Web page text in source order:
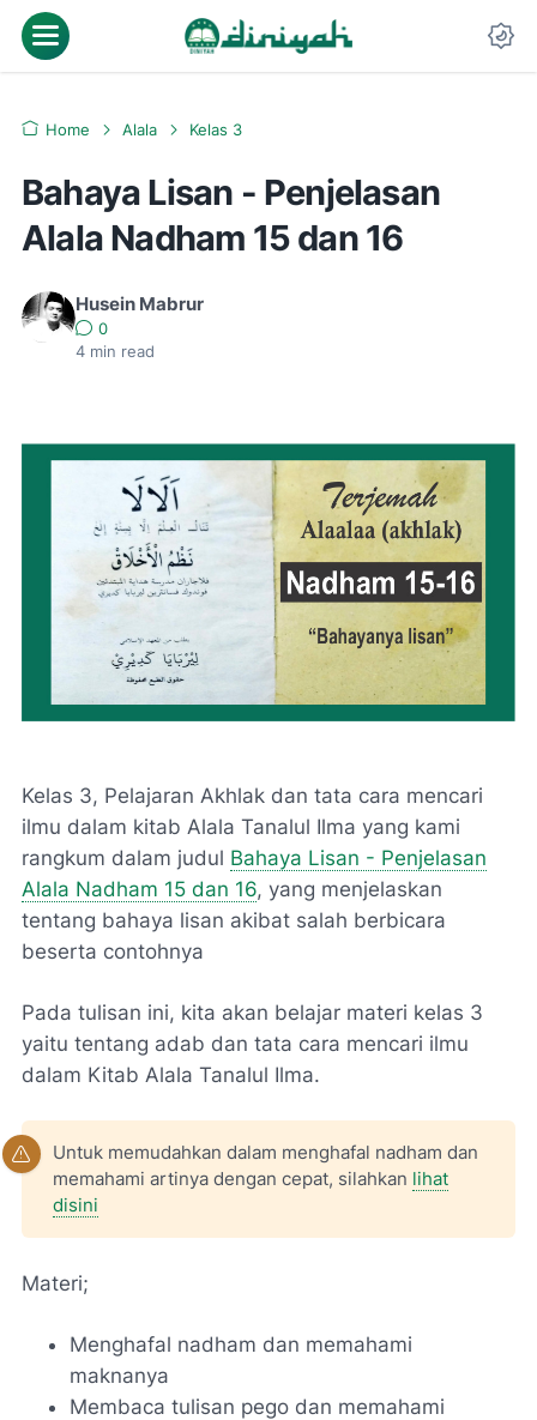
Home Alala Kelas 3
Bahaya Lisan - Penjelasan
Alala Nadham 15 dan 16
Husein Mabrur
0
4 min read
Kelas 3, Pelajaran Akhlak dan tata cara mencari
ilmu dalam kitab Alala Tanalul Ilma yang kami
rangkum dalam judul Bahaya Lisan - Penjelasan
Alala Nadham 15 dan 16, yang menjelaskan
tentang bahaya lisan akibat salah berbicara
beserta contohnya
Pada tulisan ini, kita akan belajar materi kelas 3
yaitu tentang adab dan tata cara mencari ilmu
dalam Kitab Alala Tanalul Ilma.
Untuk memudahkan dalam menghafal nadham dan
memahami artinya dengan cepat, silahkan lihat
disini
Materi;
Menghafal nadham dan memahami
maknanya
Membaca tulisan pego dan memahami